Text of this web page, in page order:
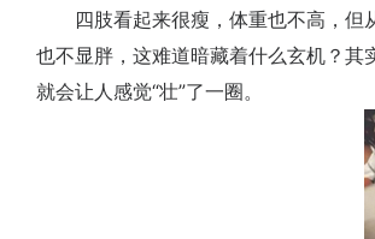
四肢看起来很瘦，体重也不高，但
也不显胖，这难道暗藏着什么玄机？其
就会让人感觉“壮”了一圈。